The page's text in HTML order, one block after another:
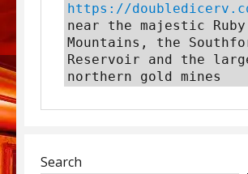
https://
near the majestic Ruby
Mountains, the
Reservoir and the
northern gold mines
Search